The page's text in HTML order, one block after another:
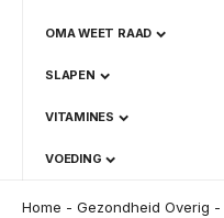
OMA WEET RAAD
SLAPEN
VITAMINES
VOEDING
Home - Gezondheid Overig -